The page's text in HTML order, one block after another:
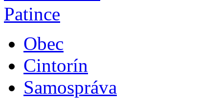
Obec
Cintorín
Samospráva